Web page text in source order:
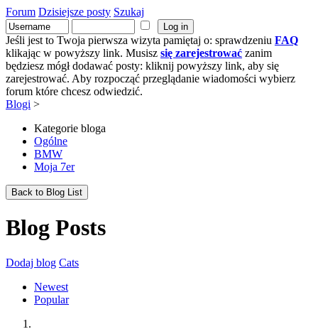
Forum Dzisiejsze posty Szukaj
Jeśli jest to Twoja pierwsza wizyta pamiętaj o: sprawdzeniu FAQ
klikając w powyższy link. Musisz się zarejestrować zanim
będziesz mógł dodawać posty: kliknij powyższy link, aby się
zarejestrować. Aby rozpocząć przeglądanie wiadomości wybierz
forum które chcesz odwiedzić.
Blogi >
Kategorie bloga
Ogólne
BMW
Moja 7er
Back to Blog List
Blog Posts
Dodaj blog Cats
Newest
Popular